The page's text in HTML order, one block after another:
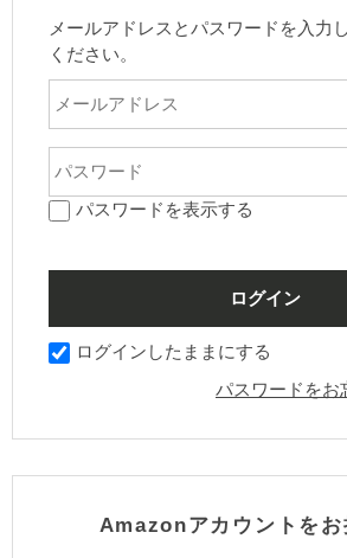
メールアドレスとパスワードを入力
ください。
パスワードを表示する
ログインしたままにする
パスワードをお
Amazonアカウントをお